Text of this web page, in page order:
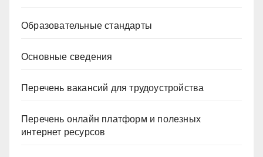
Образовательные стандарты
Основные сведения
Перечень вакансий для трудоустройства
Перечень онлайн платформ и полезных
интернет ресурсов